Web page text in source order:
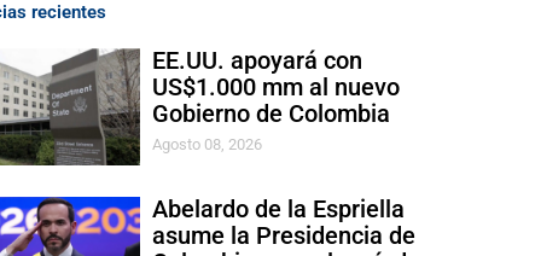
recientes
EE.UU. apoyará con
US$1.000 mm al nuevo
Gobierno de Colombia
Agosto 08, 2026
Abelardo de la Espriella
asume la Presidencia de